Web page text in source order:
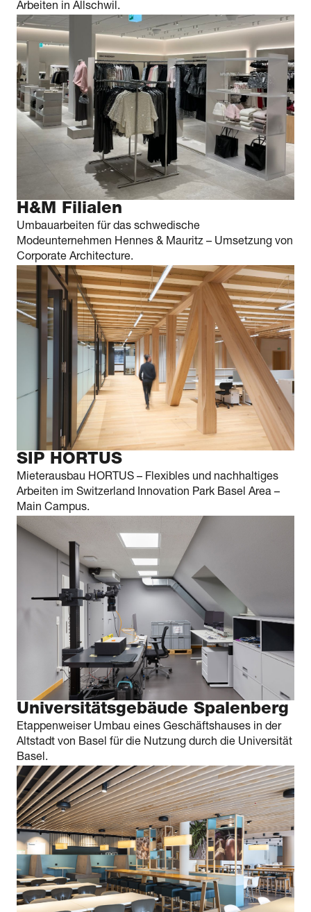
Arbeiten in Allschwil.
H&M Filialen
Umbauarbeiten für das schwedische
Modeunternehmen Hennes & Mauritz – Umsetzung von
Corporate Architecture.
SIP HORTUS
Mieterausbau HORTUS – Flexibles und nachhaltiges
Arbeiten im Switzerland Innovation Park Basel Area –
Main Campus.
Universitätsgebäude Spalenberg
Etappenweiser Umbau eines Geschäftshauses in der
Altstadt von Basel für die Nutzung durch die Universität
Basel.